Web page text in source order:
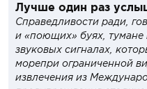
Лучше один раз
Справедливости ради,
и «поющих» буях, тумане
звуковых сигналах,
морепри ограниченной
извлечения из